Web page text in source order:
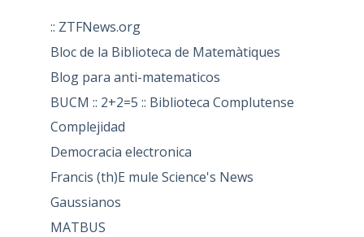
:: ZTFNews.org
Bloc de la Biblioteca de Matemàtiques
Blog para anti-matematicos
BUCM :: 2+2=5 :: Biblioteca Complutense
Complejidad
Democracia electronica
Francis (th)E mule Science's News
Gaussianos
MATBUS